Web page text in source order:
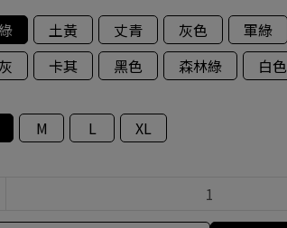
土黃 丈青 灰色 軍綠
卡其 黑色 森林綠
白色
M L XL